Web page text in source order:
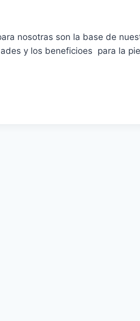
nosotras son la base de
y los beneficioes para la